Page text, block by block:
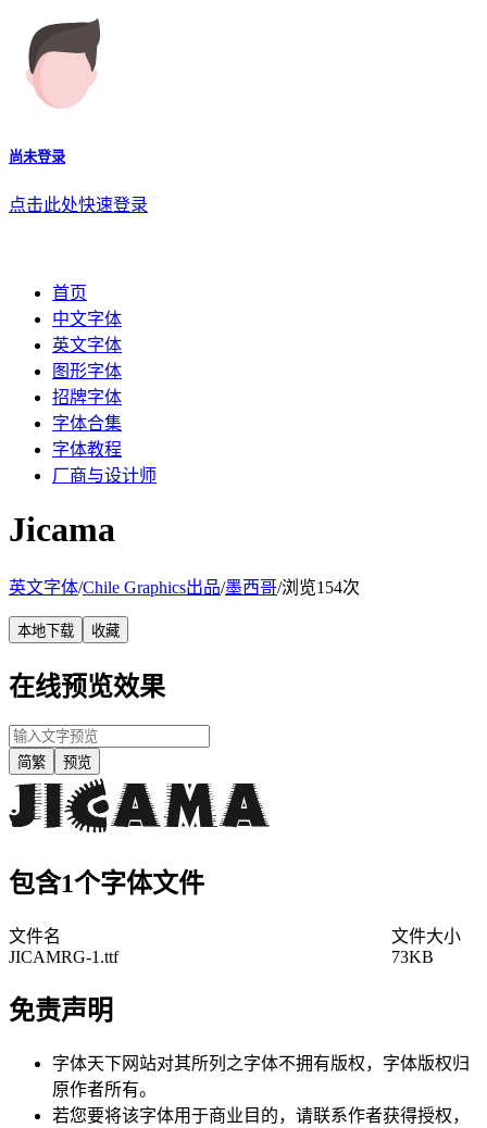
尚未登录
点击此处快速登录
首页
中文字体
英文字体
图形字体
招牌字体
字体合集
字体教程
厂商与设计师
Jicama
英文字体/Chile Graphics出品/墨西哥/浏览154次
本地下载 收藏
在线预览效果
简繁 预览
包含1个字体文件
文件名
文件大小
JICAMRG-1.ttf
73KB
免责声明
字体天下网站对其所列之字体不拥有版权，字体版权归
原作者所有。
若您要将该字体用于商业目的，请联系作者获得授权，